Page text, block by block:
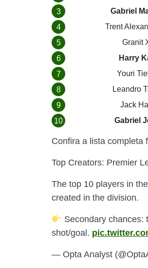
Gabriel
Trent
Granit
Harry
Youri
Leandro
Jack
Gabriel
Confira a lista completa
Top Creators: Premier
The top 10 players in
created in the division.
Secondary chances:
shot/goal.
— Opta Analyst